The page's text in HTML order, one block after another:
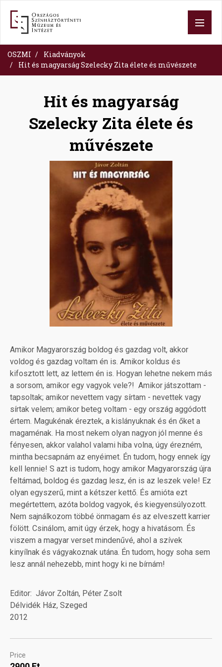
content
OSZMI
Kiadványok
Hit és magyarság Szelecky Zita élete és művészete
Hit és magyarság
Szelecky Zita élete és
művészete
Amikor Magyarország boldog és gazdag volt, akkor
voldog és gazdag voltam én is. Amikor koldus és
kifosztott lett, az lettem én is. Hogyan lehetne nekem más
a sorsom, amikor egy vagyok vele?! Amikor játszottam -
tapsoltak; amikor nevettem vagy sírtam - nevettek vagy
sírtak velem; amikor beteg voltam - egy ország aggódott
értem. Magukénak éreztek, a kislányuknak és én őket a
magaménak. Ha most nekem olyan nagyon jól menne és
fényesen, akkor valahol valami hiba volna, úgy érezném,
mintha becsapnám az enyéimet. Én tudom, hogy ennek így
kell lennie! S azt is tudom, hogy amikor Magyarország újra
feltámad, boldog és gazdag lesz, én is az leszek vele! Ez
olyan egyszerű, mint a kétszer kettő. És amióta ezt
megértettem, azóta boldog vagyok, és kiegyensúlyozott.
Nem sajnálkozom többé önmagam és az elveszett karrier
fölött. Csinálom, amit úgy érzek, hogy a hivatásom. És
viszem a magyar verset mindenűvé, ahol a szívek
kinyílnak és vágyakoznak utána. Én tudom, hogy soha sem
lesz annál nehezebb, mint hogy ki ne bírnám!
Editor Jávor Zoltán, Péter Zsolt
Délvidék Ház, Szeged
2012
Price